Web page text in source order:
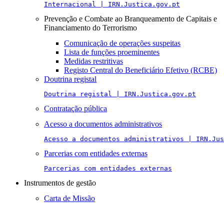
Internacional | IRN.Justica.gov.pt
Prevenção e Combate ao Branqueamento de Capitais e
Financiamento do Terrorismo
Comunicação de operações suspeitas
Lista de funções proeminentes
Medidas restritivas
Registo Central do Beneficiário Efetivo (RCBE)
Doutrina registal
Doutrina registal | IRN.Justica.gov.pt
Contratação pública
Acesso a documentos administrativos
Acesso a documentos administrativos |
Parcerias com entidades externas
Parcerias com entidades externas
Instrumentos de gestão
Carta de Missão